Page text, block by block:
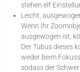
stehen elf
Leicht,
Wenn Ihr
ausgewogen ist,
Der Tubus dieses
weder beim
sodass der